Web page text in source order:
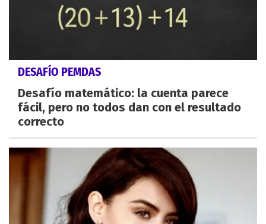
DESAFÍO PEMDAS
Desafío matemático: la cuenta parece
fácil, pero no todos dan con el resultado
correcto